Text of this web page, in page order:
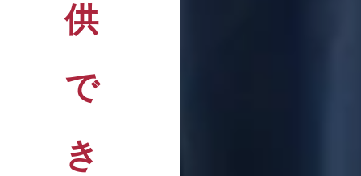
供
で
き